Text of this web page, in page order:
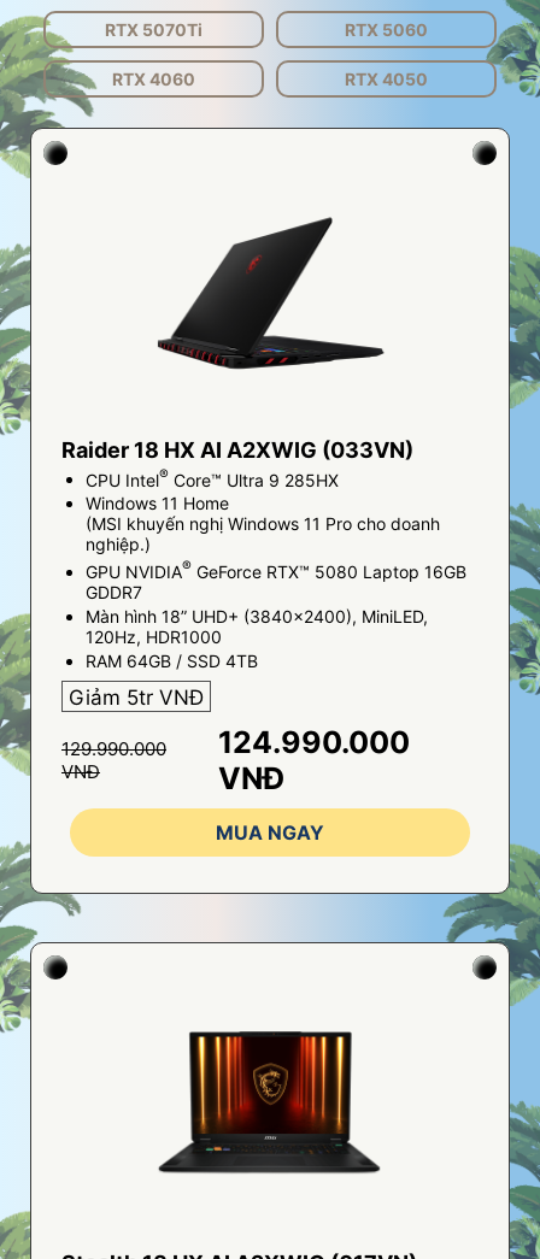
RTX 5070Ti RTX 5060
RTX 4060 RTX 4050
Raider 18 HX AI A2XWIG (033VN)
CPU Intel® Core™ Ultra 9 285HX
Windows 11 Home
(MSI khuyến nghị Windows 11 Pro cho doanh
nghiệp.)
GPU NVIDIA® GeForce RTX™ 5080 Laptop 16GB
GDDR7
Màn hình 18” UHD+ (3840x2400), MiniLED,
120Hz, HDR1000
RAM 64GB / SSD 4TB
Giảm 5tr VNĐ
129.990.000
VNĐ
124.990.000
VNĐ
MUA NGAY